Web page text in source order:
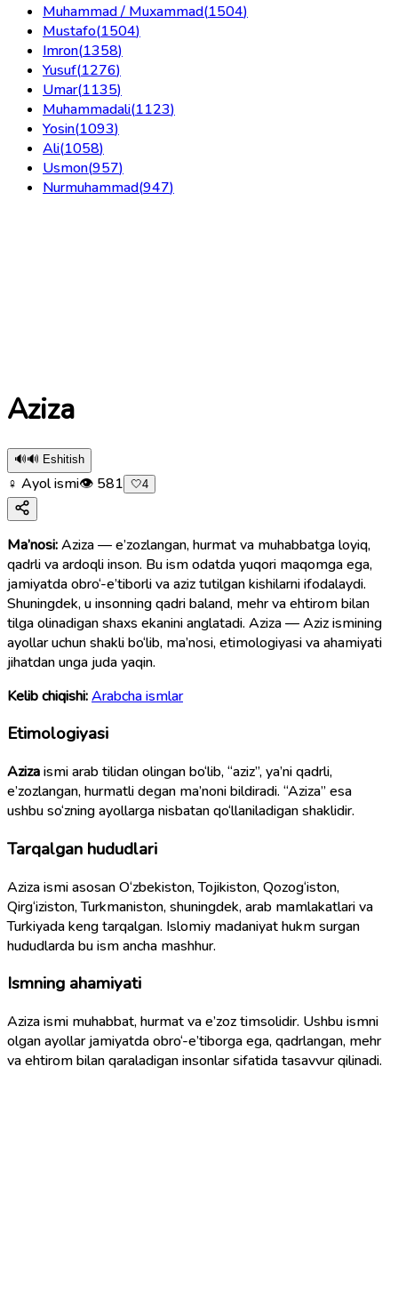
Muhammad / Muxammad(1504)
Mustafo(1504)
Imron(1358)
Yusuf(1276)
Umar(1135)
Muhammadali(1123)
Yosin(1093)
Ali(1058)
Usmon(957)
Nurmuhammad(947)
Aziza
🔊🔊 Eshitish
♀ Ayol ismi👁 581 🤍4
Ma’nosi:Aziza — e’zozlangan, hurmat va muhabbatga loyiq,
qadrli va ardoqli inson. Bu ism odatda yuqori maqomga ega,
jamiyatda obro‘-e’tiborli va aziz tutilgan kishilarni ifodalaydi.
Shuningdek, u insonning qadri baland, mehr va ehtirom bilan
tilga olinadigan shaxs ekanini anglatadi. Aziza — Aziz ismining
ayollar uchun shakli bo‘lib, ma’nosi, etimologiyasi va ahamiyati
jihatdan unga juda yaqin.
Kelib chiqishi:Arabcha ismlar
Etimologiyasi
Azizaismi arab tilidan olingan bo‘lib, “aziz”, ya’ni qadrli,
e’zozlangan, hurmatli degan ma’noni bildiradi. “Aziza” esa
ushbu so‘zning ayollarga nisbatan qo‘llaniladigan shaklidir.
Tarqalgan hududlari
Aziza ismi asosan O‘zbekiston, Tojikiston, Qozog‘iston,
Qirg‘iziston, Turkmaniston, shuningdek, arab mamlakatlari va
Turkiyada keng tarqalgan. Islomiy madaniyat hukm surgan
hududlarda bu ism ancha mashhur.
Ismning ahamiyati
Aziza ismi muhabbat, hurmat va e’zoz timsolidir. Ushbu ismni
olgan ayollar jamiyatda obro‘-e’tiborga ega, qadrlangan, mehr
va ehtirom bilan qaraladigan insonlar sifatida tasavvur qilinadi.